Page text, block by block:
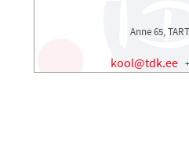
Anne 65,
kool@tdk.ee